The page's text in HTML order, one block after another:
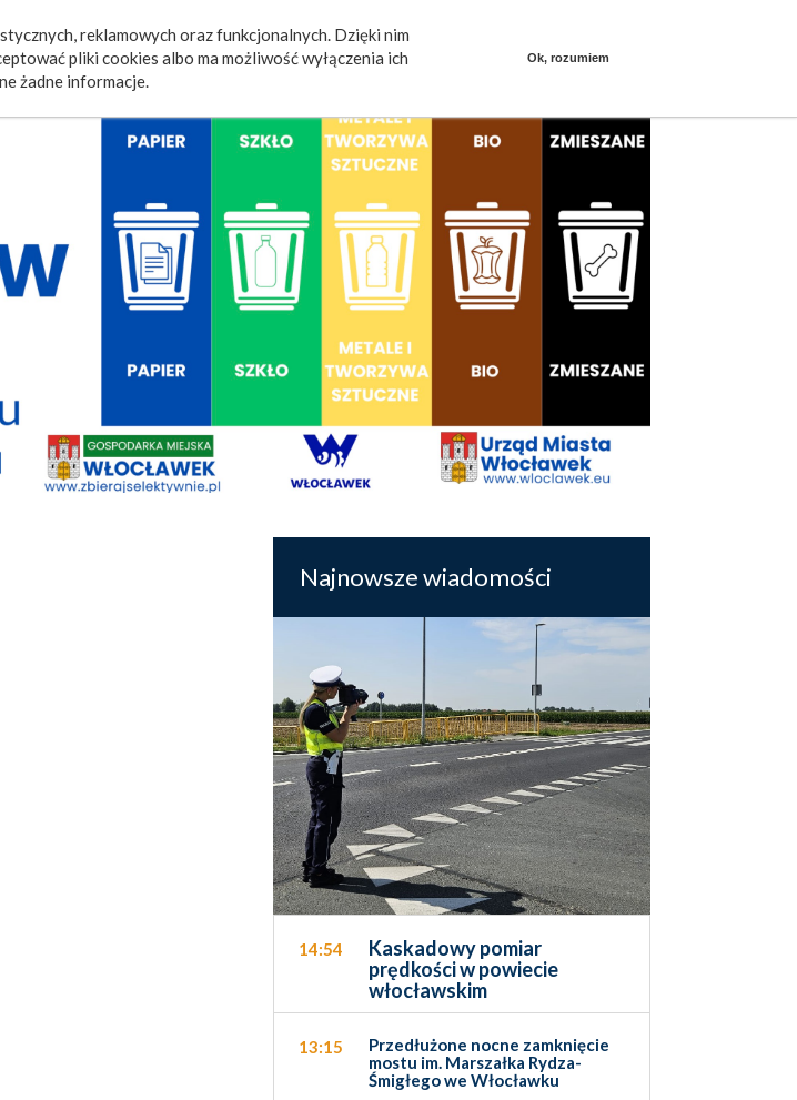
reklamowych oraz funkcjonalnych. Dzięki nim
pliki cookies albo ma możliwość wyłączenia ich
żadne informacje.
Ok, rozumiem
Video Fotorelacje Mieszkańcy mówią
Najnowsze wiadomości
14:54
Kaskadowy pomiar
prędkości w powiecie
włocławskim
13:15
Przedłużone nocne zamknięcie
mostu im. Marszałka Rydza-
Śmigłego we Włocławku